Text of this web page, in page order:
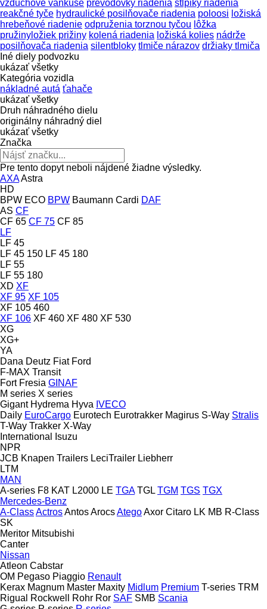
vzduchové vankúše prevodovky riadenia stĺpiky riadenia
reakčné tyče hydraulické posilňovače riadenia poloosi ložiská
hrebeňové riadenie odpruženia torznou tyčou lôžka
pružinyložiek prižiny kolená riadenia ložiská kolies nádrže
posilňovača riadenia silentbloky tlmiče nárazov držiaky tlmiča
Iné diely podvozku
ukázať všetky
Kategória vozidla
nákladné autá ťahače
ukázať všetky
Druh náhradného dielu
originálny náhradný diel
ukázať všetky
Značka
Pre tento dopyt neboli nájdené žiadne výsledky.
AXAAstra
HD
BPW ECO BPW Baumann Cardi DAF
AS CF
CF 65 CF 75 CF 85
LF
LF 45
LF 45 150 LF 45 180
LF 55
LF 55 180
XD XF
XF 95 XF 105
XF 105 460
XF 106 XF 460 XF 480 XF 530
XG
XG+
YA
Dana Deutz Fiat Ford
F-MAX Transit
Fort Fresia GINAF
M series X series
Gigant Hydrema Hyva IVECO
Daily EuroCargo Eurotech Eurotrakker Magirus S-Way Stralis
T-Way Trakker X-Way
International
Isuzu
NPR
JCB Knapen Trailers LeciTrailer Liebherr
LTM
MAN
A-series F8 KAT L2000 LE TGA TGL TGM TGS TGX
Mercedes-Benz
A-ClassActrosAntosArocsAtegoAxor Citaro LK MB R-Class
SK
Meritor Mitsubishi
Canter
Nissan
Atleon Cabstar
OM Pegaso Piaggio Renault
Kerax Magnum Master Maxity Midlum Premium T-series TRM
Rigual
Rockwell Rohr Ror SAF SMB Scania